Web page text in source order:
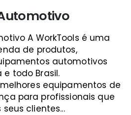
A WorkTools é uma
de produtos,
automotivos
todo Brasil.
equipamentos de
para profissionais que
clientes...